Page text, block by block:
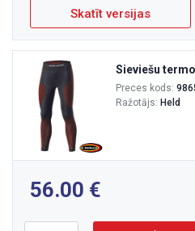
Skatīt versijas
Sieviešu
Preces kods:
Ražotājs: Held
56.00